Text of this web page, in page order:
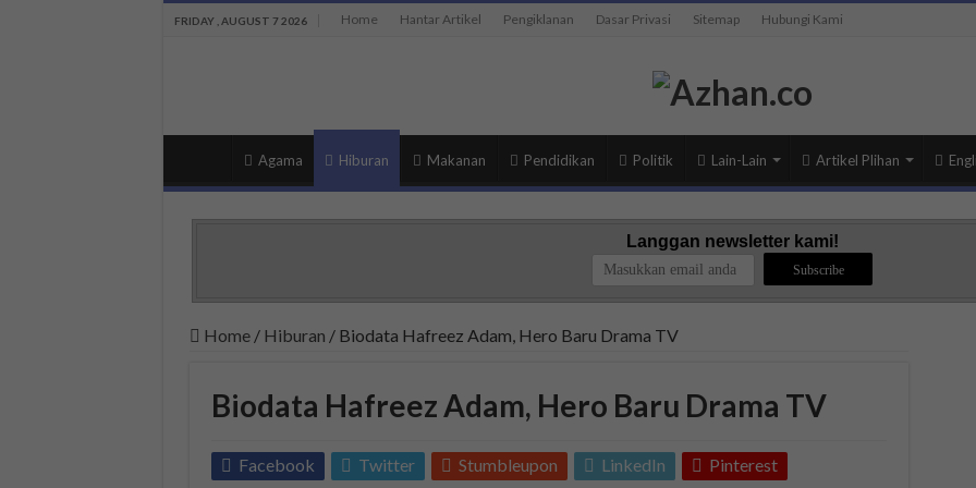
FRIDAY , AUGUST 7 2026 Home Hantar Artikel Pengiklanan Dasar Privasi Sitemap Hubungi Kami
Agama Hiburan Makanan Pendidikan Politik Lain-Lain Artikel Plihan
Langgan newsletter kami!
Home / Hiburan / Biodata Hafreez Adam, Hero Baru Drama TV
Biodata Hafreez Adam, Hero Baru Drama TV
Facebook Twitter Stumbleupon LinkedIn Pinterest